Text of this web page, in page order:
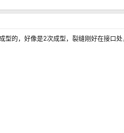
型的，好像是2次成型，裂缝刚好在接口处